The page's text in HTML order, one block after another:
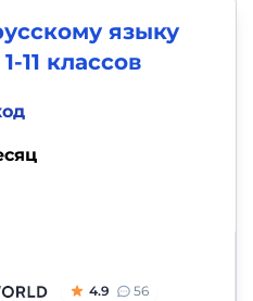
языку
11 классов
4.9 56